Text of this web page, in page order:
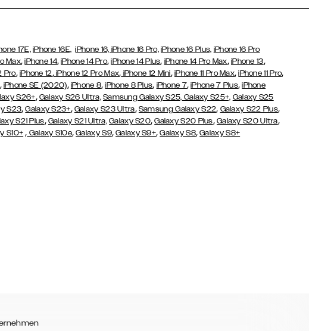
17E, iPhone 16E, iPhone 16, iPhone 16 Pro, iPhone 16 Plus, iPhone 16 Pro
Max,iPhone 14,iPhone 14 Pro,iPhone 14 Plus, iPhone 14 Pro Max, iPhone 13,
Pro, iPhone 12,iPhone 12 Pro Max, iPhone 12 Mini, iPhone 11 Pro Max,iPhone 11 Pro,
, iPhone SE (2020), iPhone 8,iPhone 8 Plus, iPhone 7,iPhone 7 Plus,iPhone
S26+, Galaxy S26 Ultra, Samsung Galaxy S25, Galaxy S25+, Galaxy S25
S23,Galaxy S23+, Galaxy S23 Ultra, Samsung Galaxy S22, Galaxy S22 Plus,
S21 Plus, Galaxy S21 Ultra, Galaxy S20,Galaxy S20 Plus, Galaxy S20 Ultra,
S10+ , Galaxy S10e,Galaxy S9,Galaxy S9+,Galaxy S8,Galaxy S8+